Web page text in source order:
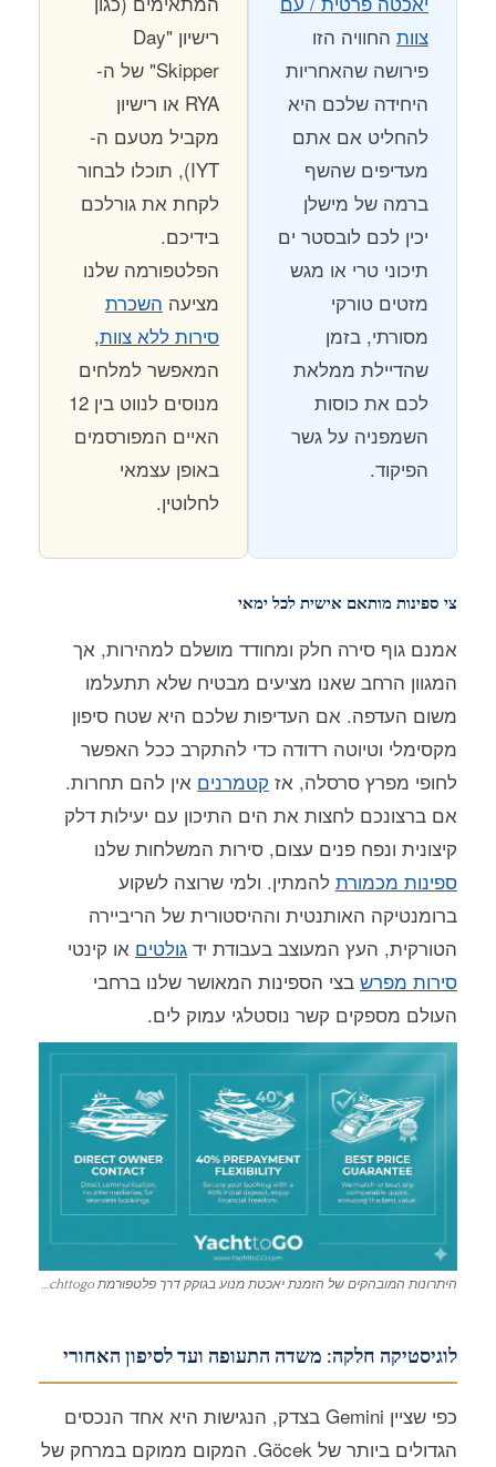
צוות החוויה הזו
פירושה שהאחריות
היחידה שלכם היא
להחליט אם אתם
מעדיפים שהשף
ברמה של מישלן
יכין לכם לובסטר ים
תיכוני טרי או מגש
מזטים טורקי
מסורתי, בזמן
שהדיילת ממלאת
לכם את כוסות
השמפניה על גשר
הפיקוד.
רישיון "Day
Skipper" של ה-
RYA או רישיון
מקביל מטעם ה-
IYT), תוכלו לבחור
לקחת את גורלכם
בידיכם.
הפלטפורמה שלנו
מציעה השכרת
סירות ללא צוות,
המאפשר למלחים
מנוסים לנווט בין 12
האיים המפורסמים
באופן עצמאי
לחלוטין.
צי ספינות מותאם אישית לכל ימאי
אמנם גוף סירה חלק ומחודד מושלם למהירות, אך
המגוון הרחב שאנו מציעים מבטיח שלא תתעלמו
משום העדפה. אם העדיפות שלכם היא שטח סיפון
מקסימלי וטיוטה רדודה כדי להתקרב ככל האפשר
לחופי מפרץ סרסלה, אז קטמרנים אין להם תחרות.
אם ברצונכם לחצות את הים התיכון עם יעילות דלק
קיצונית ונפח פנים עצום, סירות המשלחות שלנו
ספינות מכמורת להמתין. ולמי שרוצה לשקוע
ברומנטיקה האותנטית וההיסטורית של הריביירה
הטורקית, העץ המעוצב בעבודת יד גולטים או קינטי
סירות מפרש בצי הספינות המאושר שלנו ברחבי
העולם מספקים קשר נוסטלגי עמוק לים.
היתרונות המובהקים של הזמנת יאכטת מנוע בגוקק דרך פלטפורמת Yachttogo.
לוגיסטיקה חלקה: משדה התעופה ועד לסיפון האחורי
כפי שציין Gemini בצדק, הנגישות היא אחד הנכסים
הגדולים ביותר של Göcek. המקום ממוקם במרחק של